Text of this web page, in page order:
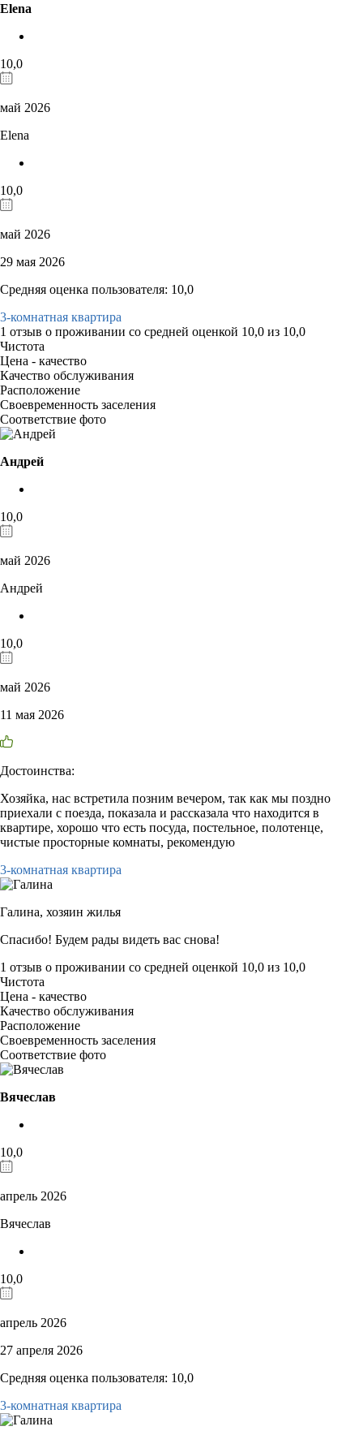
Elena
10,0
май 2026
Elena
10,0
май 2026
29 мая 2026
Средняя оценка пользователя: 10,0
3-комнатная квартира
1 отзыв о проживании со средней оценкой 10,0 из 10,0
Чистота
Цена - качество
Качество обслуживания
Расположение
Своевременность заселения
Соответствие фото
Андрей
10,0
май 2026
Андрей
10,0
май 2026
11 мая 2026
Достоинства:
Хозяйка, нас встретила позним вечером, так как мы поздно
приехали с поезда, показала и рассказала что находится в
квартире, хорошо что есть посуда, постельное, полотенце,
чистые просторные комнаты, рекомендую
3-комнатная квартира
Галина, хозяин жилья
Спасибо! Будем рады видеть вас снова!
1 отзыв о проживании со средней оценкой 10,0 из 10,0
Чистота
Цена - качество
Качество обслуживания
Расположение
Своевременность заселения
Соответствие фото
Вячеслав
10,0
апрель 2026
Вячеслав
10,0
апрель 2026
27 апреля 2026
Средняя оценка пользователя: 10,0
3-комнатная квартира